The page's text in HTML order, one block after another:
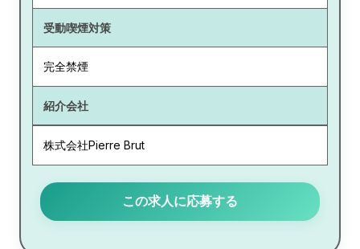
受動喫煙対策
完全禁煙
紹介会社
株式会社Pierre Brut
この求人に応募する